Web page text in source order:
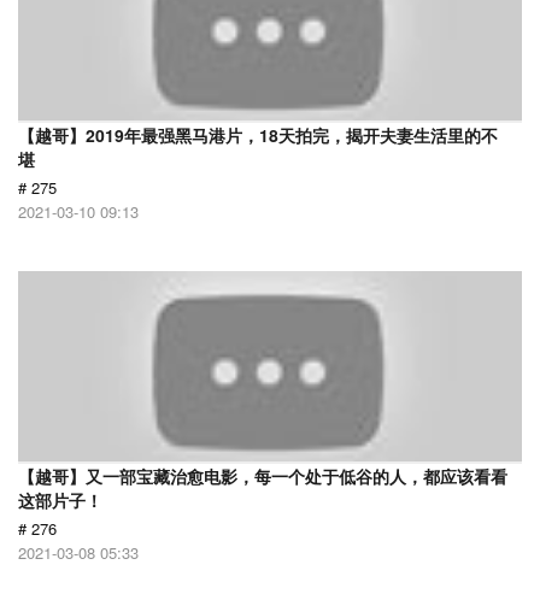
【越哥】2019年最强黑马港片，18天拍完，揭开夫妻生活里的不
堪
# 275
2021-03-10 09:13
【越哥】又一部宝藏治愈电影，每一个处于低谷的人，都应该看看
这部片子！
# 276
2021-03-08 05:33